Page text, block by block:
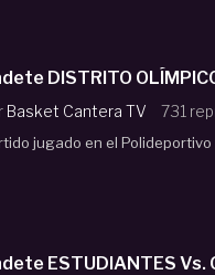
Basket Cantera TV 731
jugado en el Polideportivo